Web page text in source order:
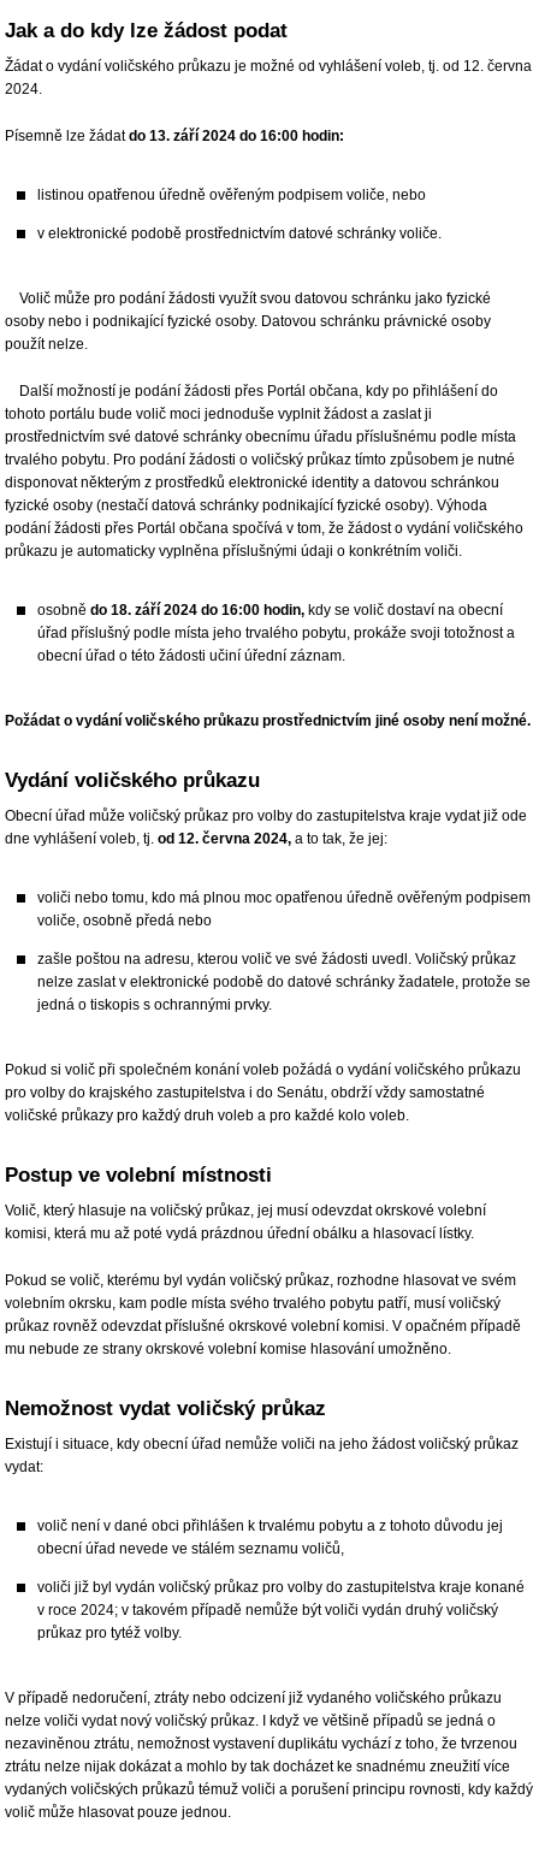
Jak a do kdy lze žádost podat
Žádat o vydání voličského průkazu je možné od vyhlášení voleb, tj. od 12. června
2024.
Písemně lze žádatdo 13. září 2024 do 16:00 hodin:
listinou opatřenou úředně ověřeným podpisem voliče, nebo
v elektronické podobě prostřednictvím datové schránky voliče.
Volič může pro podání žádosti využít svou datovou schránku jako fyzické
osoby nebo i podnikající fyzické osoby. Datovou schránku právnické osoby
použít nelze.
Další možností je podání žádosti přes Portál občana, kdy po přihlášení do
tohoto portálu bude volič moci jednoduše vyplnit žádost a zaslat ji
prostřednictvím své datové schránky obecnímu úřadu příslušnému podle místa
trvalého pobytu. Pro podání žádosti o voličský průkaz tímto způsobem je nutné
disponovat některým z prostředků elektronické identity a datovou schránkou
fyzické osoby (nestačí datová schránky podnikající fyzické osoby). Výhoda
podání žádosti přes Portál občana spočívá v tom, že žádost o vydání voličského
průkazu je automaticky vyplněna příslušnými údaji o konkrétním voliči.
osobnědo 18. září 2024 do 16:00 hodin, kdy se volič dostaví na obecní
úřad příslušný podle místa jeho trvalého pobytu, prokáže svoji totožnost a
obecní úřad o této žádosti učiní úřední záznam.
Požádat o vydání voličského průkazu prostřednictvím jiné osoby není možné.
Vydání voličského průkazu
Obecní úřad může voličský průkaz pro volby do zastupitelstva kraje vydat již ode
dne vyhlášení voleb, tj.od 12. června 2024, a to tak, že jej:
voliči nebo tomu, kdo má plnou moc opatřenou úředně ověřeným podpisem
voliče, osobně předá nebo
zašle poštou na adresu, kterou volič ve své žádosti uvedl. Voličský průkaz
nelze zaslat v elektronické podobě do datové schránky žadatele, protože se
jedná o tiskopis s ochrannými prvky.
Pokud si volič při společném konání voleb požádá o vydání voličského průkazu
pro volby do krajského zastupitelstva i do Senátu, obdrží vždy samostatné
voličské průkazy pro každý druh voleb a pro každé kolo voleb.
Postup ve volební místnosti
Volič, který hlasuje na voličský průkaz, jej musí odevzdat okrskové volební
komisi, která mu až poté vydá prázdnou úřední obálku a hlasovací lístky.
Pokud se volič, kterému byl vydán voličský průkaz, rozhodne hlasovat ve svém
volebním okrsku, kam podle místa svého trvalého pobytu patří, musí voličský
průkaz rovněž odevzdat příslušné okrskové volební komisi. V opačném případě
mu nebude ze strany okrskové volební komise hlasování umožněno.
Nemožnost vydat voličský průkaz
Existují i situace, kdy obecní úřad nemůže voliči na jeho žádost voličský průkaz
vydat:
volič není v dané obci přihlášen k trvalému pobytu a z tohoto důvodu jej
obecní úřad nevede ve stálém seznamu voličů,
voliči již byl vydán voličský průkaz pro volby do zastupitelstva kraje konané
v roce 2024; v takovém případě nemůže být voliči vydán druhý voličský
průkaz pro tytéž volby.
V případě nedoručení, ztráty nebo odcizení již vydaného voličského průkazu
nelze voliči vydat nový voličský průkaz. I když ve většině případů se jedná o
nezaviněnou ztrátu, nemožnost vystavení duplikátu vychází z toho, že tvrzenou
ztrátu nelze nijak dokázat a mohlo by tak docházet ke snadnému zneužití více
vydaných voličských průkazů témuž voliči a porušení principu rovnosti, kdy každý
volič může hlasovat pouze jednou.